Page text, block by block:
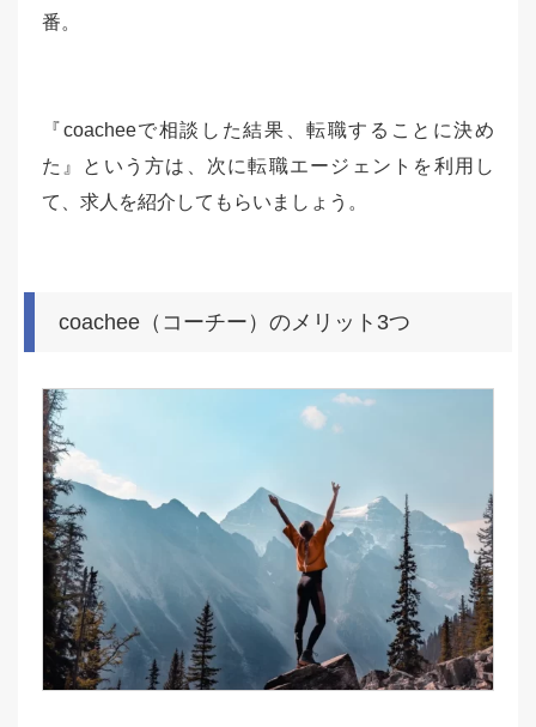
番。
『coacheeで相談した結果、転職することに決め
た』という方は、次に転職エージェントを利用し
て、求人を紹介してもらいましょう。
coachee（コーチー）のメリット3つ